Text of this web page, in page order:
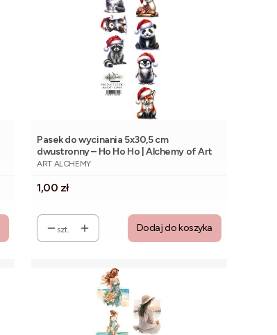
Pasek do wycinania 5x30,5 cm
dwustronny – Ho Ho Ho | Alchemy of Art
PRODUCENT
ART ALCHEMY
Cena
1,00 zł
szt. Dodaj do koszyka